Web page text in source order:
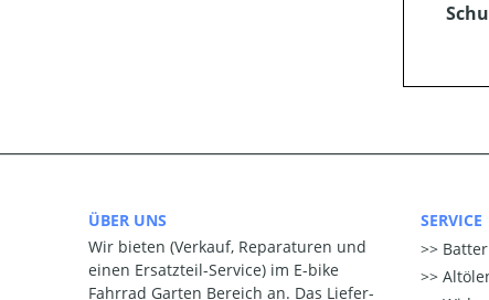
ÜBER UNS
Wir bieten (Verkauf, Reparaturen und
einen Ersatzteil-Service) im E-bike
Fahrrad Garten Bereich an. Das Liefer-
SERVICE